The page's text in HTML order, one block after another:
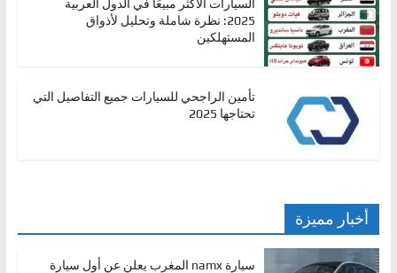
السيارات الأكثر مبيعًا في الدول العربية
2025: نظرة شاملة وتحليل لأذواق
المستهلكين
تأمين الراجحي للسيارات جميع التفاصيل التي
تحتاجها 2025
أخبار مميزة
سيارة namx المغرب يعلن عن أول سيارة